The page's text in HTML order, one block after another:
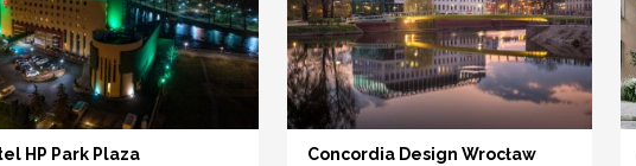
HP Park Plaza Concordia Design Wrocław